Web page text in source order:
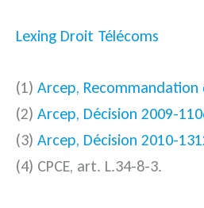
Lexing Droit Télécoms
(1) Arcep, Recommandation
(2) Arcep, Décision 2009-
(3) Arcep, Décision 2010-
(4) CPCE, art. L.34-8-3.